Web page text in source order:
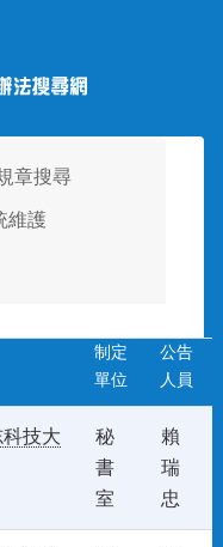
章搜尋
維護
制定
單位
公告
人員
技大
秘
書
室
賴
瑞
忠